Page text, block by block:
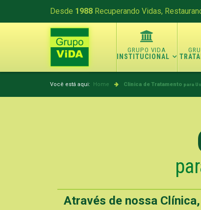
Desde 1988 Recuperando Vidas,
INSTITUCIONAL
Você está aqui: Home Clinica de Tratamento para
Através de nossa